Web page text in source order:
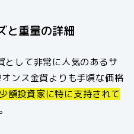
と重量の詳細
して非常に人気のあるサ
ンス金貨よりも手頃な価格
額投資家に特に支持されて